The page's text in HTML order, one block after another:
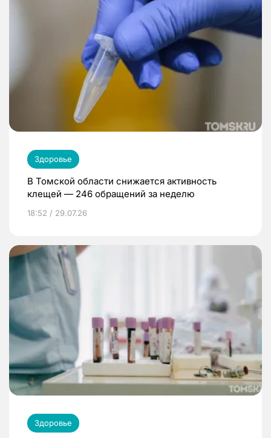
Здоровье
В Томской области снижается активность
клещей — 246 обращений за неделю
18:52 / 29.07.26
Здоровье